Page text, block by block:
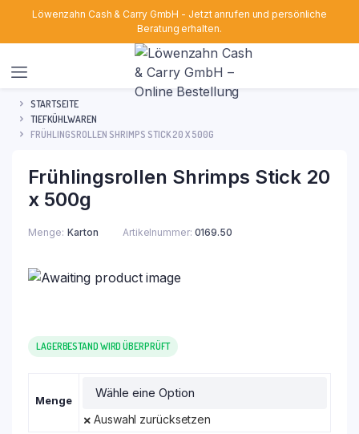
Löwenzahn Cash & Carry GmbH - Jetzt anrufen und persönliche
Beratung erhalten.
STARTSEITE
TIEFKÜHLWAREN
FRÜHLINGSROLLEN SHRIMPS STICK 20 X 500G
Frühlingsrollen Shrimps Stick 20
x 500g
Menge Karton Artikelnummer: 0169.50
LAGERBESTAND WIRD ÜBERPRÜFT
Menge
Auswahl zurücksetzen